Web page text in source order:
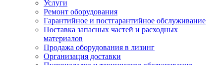
Услуги
Ремонт оборудования
Гарантийное и постгарантийное обслуживание
Поставка запасных частей и расходных
материалов
Продажа оборудования в лизинг
Организация доставки